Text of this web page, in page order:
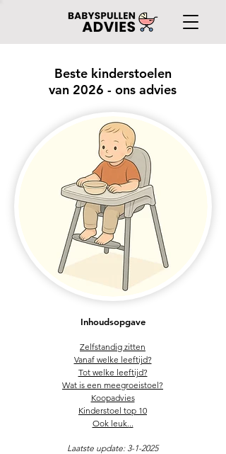
Beste kinderstoelen
van 2026 - ons advies
Inhoudsopgave
Zelfstandig zitten
Vanaf welke leeftijd?
Tot welke leeftijd?
Wat is een meegroeistoel?
Koopadvies
Kinderstoel top 10
Ook leuk...
Laatste update: 3-1-2025